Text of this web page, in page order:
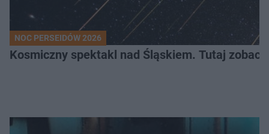
NOC PERSEIDÓW 2026
Kosmiczny spektakl nad Śląskiem. Tutaj